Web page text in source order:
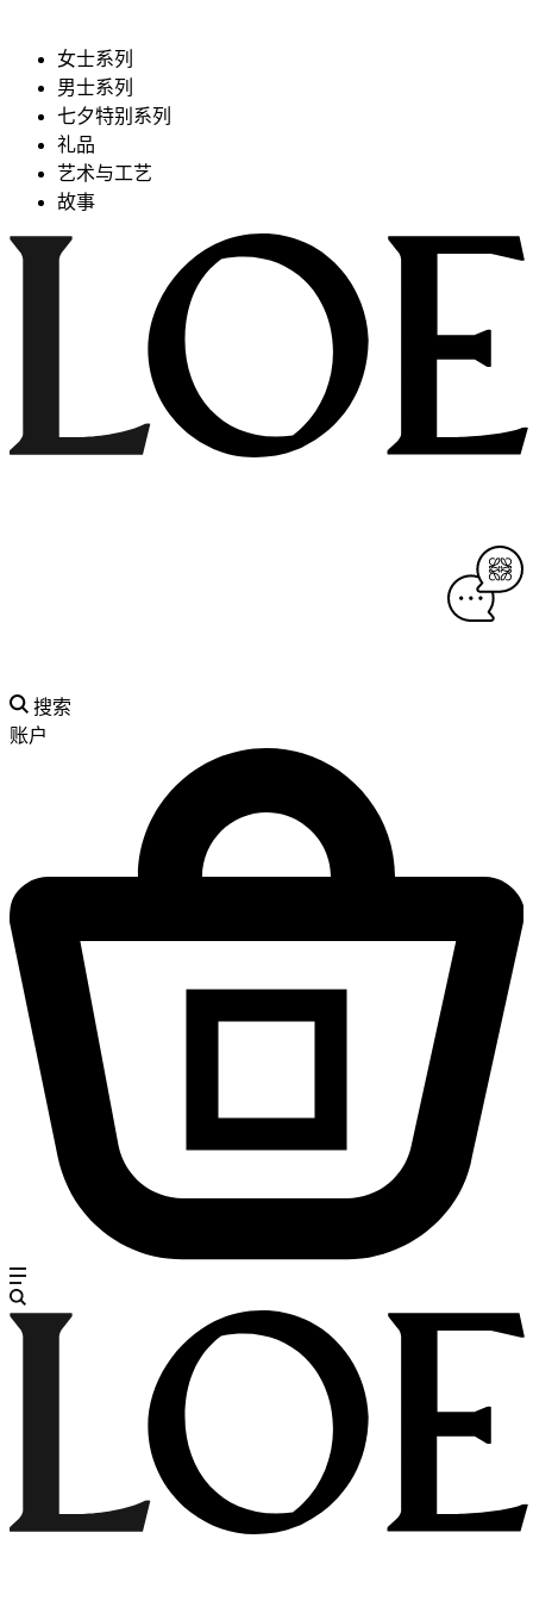
女士系列
男士系列
七夕特别系列
礼品
艺术与工艺
故事
搜索
账户